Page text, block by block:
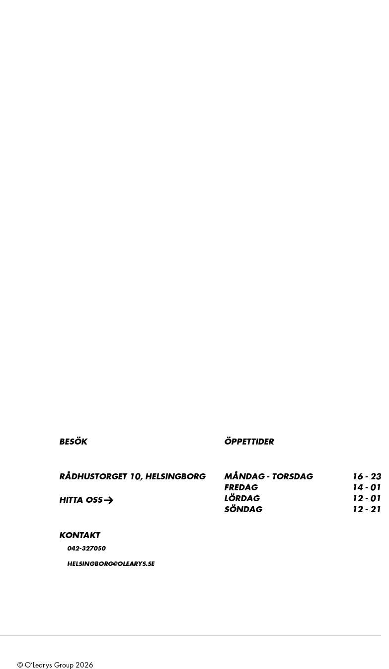
BESÖK
RÅDHUSTORGET 10, HELSINGBORG
HITTA OSS
KONTAKT
042-327050
HELSINGBORG@OLEARYS.SE
ÖPPETTIDER
MÅNDAG - TORSDAG
16 - 23
FREDAG
14 - 01
LÖRDAG
12 - 01
SÖNDAG
12 - 21
© O’Learys Group 2026